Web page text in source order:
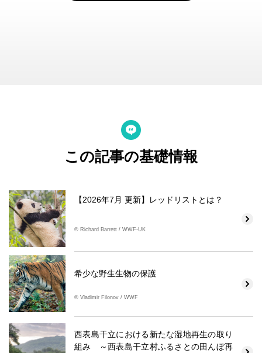
この記事の基礎情報
【2026年7月 更新】レッドリストとは？
© Richard Barrett / WWF-UK
希少な野生生物の保護
© Vladimir Filonov / WWF
西表島干立における新たな湿地再生の取り
組み ～西表島干立村ふるさとの田んぼ再